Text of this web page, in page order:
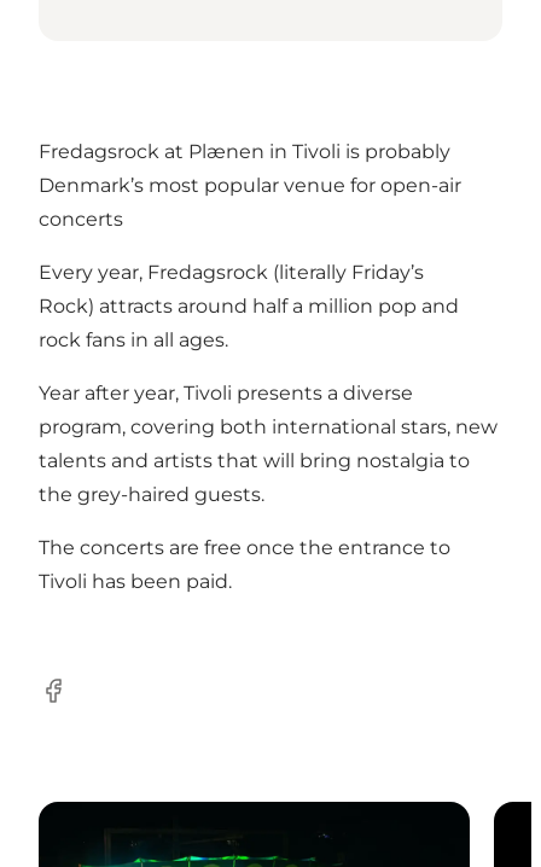
Fredagsrock at Plænen in Tivoli is probably
Denmark’s most popular venue for open-air
concerts
Every year, Fredagsrock (literally Friday’s
Rock) attracts around half a million pop and
rock fans in all ages.
Year after year, Tivoli presents a diverse
program, covering both international stars, new
talents and artists that will bring nostalgia to
the grey-haired guests.
The concerts are free once the entrance to
Tivoli has been paid.
Facebook